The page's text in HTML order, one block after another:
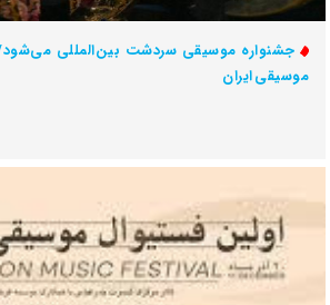
موسیقی ایران